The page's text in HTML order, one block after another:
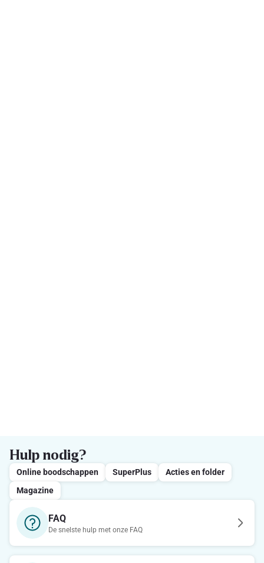
Hulp nodig?
Online boodschappen SuperPlus
Acties en folder
Magazine
FAQ
De snelste hulp met onze FAQ